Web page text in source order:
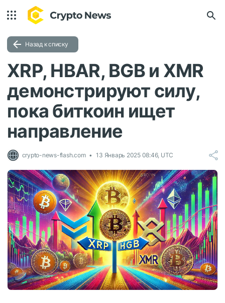
Назад к списку
XRP, HBAR, BGB и XMR
демонстрируют силу,
пока биткоин ищет
направление
crypto-news-flash.com 13 Январь 2025 08:46, UTC